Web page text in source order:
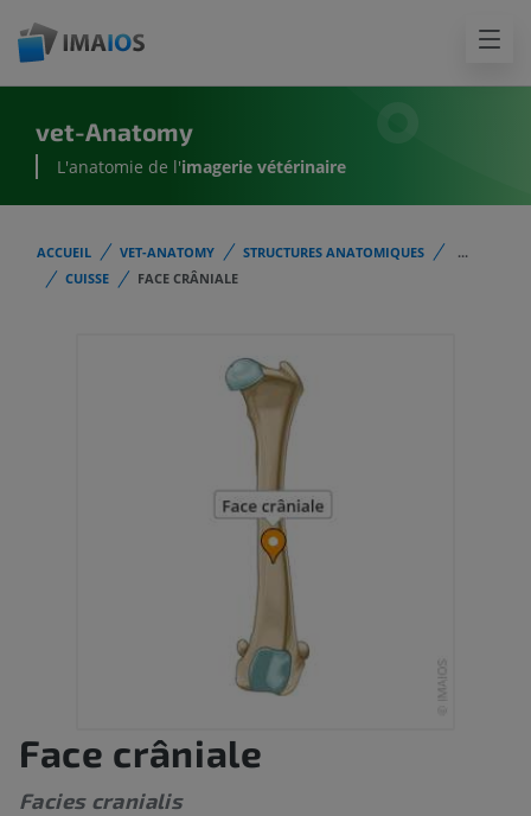
vet-Anatomy
L'anatomie de l'imagerie vétérinaire
ACCUEIL VET-ANATOMY STRUCTURES ANATOMIQUES
...
CUISSE
FACE CRÂNIALE
Face crâniale
Facies cranialis